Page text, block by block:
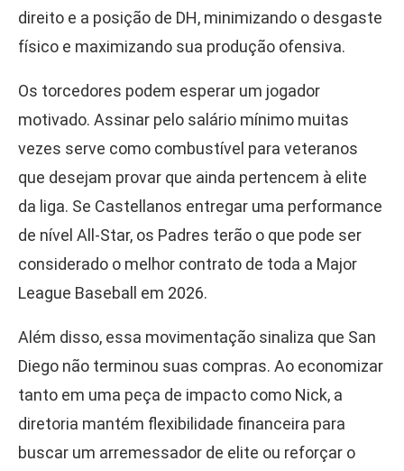
direito e a posição de DH, minimizando o desgaste
físico e maximizando sua produção ofensiva.
Os torcedores podem esperar um jogador
motivado. Assinar pelo salário mínimo muitas
vezes serve como combustível para veteranos
que desejam provar que ainda pertencem à elite
da liga. Se Castellanos entregar uma performance
de nível All-Star, os Padres terão o que pode ser
considerado o melhor contrato de toda a Major
League Baseball em 2026.
Além disso, essa movimentação sinaliza que San
Diego não terminou suas compras. Ao economizar
tanto em uma peça de impacto como Nick, a
diretoria mantém flexibilidade financeira para
buscar um arremessador de elite ou reforçar o